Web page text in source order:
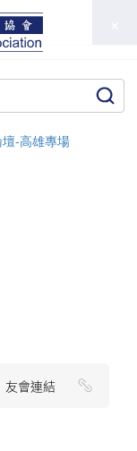
友會連結